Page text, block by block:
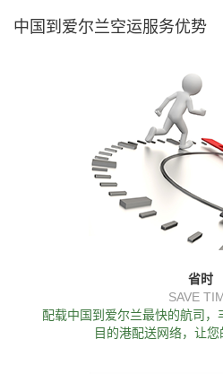
中国到爱尔兰空运服务优势
省时
SAVE
配载中国到爱尔兰最快的航司，
目的港配送网络，让